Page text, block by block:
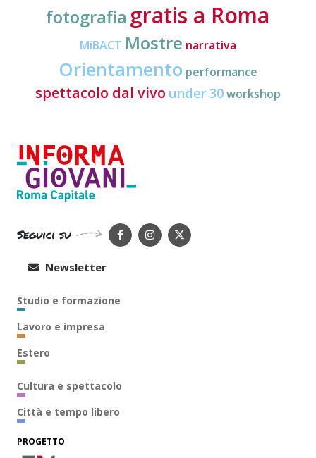
fotografia gratis a Roma
MiBACT Mostre narrativa
Orientamento performance
spettacolo dal vivo under 30workshop
Seguici su
Newsletter
Studio e formazione
Lavoro e impresa
Estero
Cultura e spettacolo
Città e tempo libero
PROGETTO